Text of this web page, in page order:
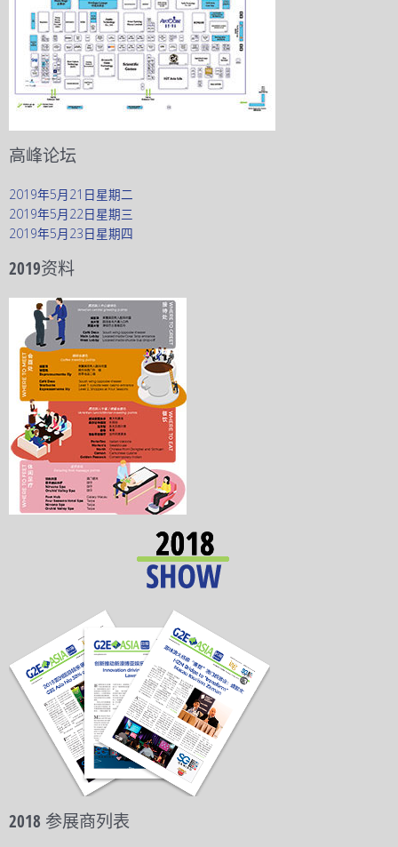
高峰论坛
2019年5月21日星期二
2019年5月22日星期三
2019年5月23日星期四
2019资料​
2018 参展商列表